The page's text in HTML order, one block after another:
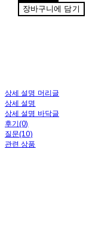
장바구니에 담기
상세 설명 머리글
상세 설명
상세 설명 바닥글
후기(0)
질문(10)
관련 상품